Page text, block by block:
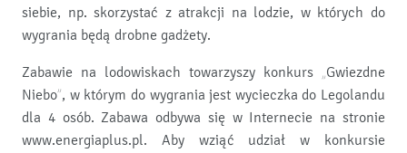
siebie, np. skorzystać z atrakcji na lodzie, w których do
wygrania będą drobne gadżety.
Zabawie na lodowiskach towarzyszy konkurs „Gwiezdne
Niebo”, w którym do wygrania jest wycieczka do Legolandu
dla 4 osób. Zabawa odbywa się w Internecie na stronie
www.energiaplus.pl. Aby wziąć udział w konkursie